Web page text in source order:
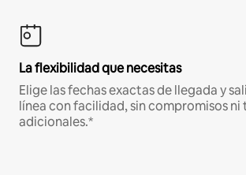
La flexibilidad que necesitas
Elige las fechas exactas de llegada y
línea con facilidad, sin compromisos
adicionales.*